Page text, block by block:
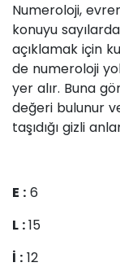
Numeroloji,
konuyu
açıklamak için
de numeroloji
yer alır. Buna
değeri bulunur
taşıdığı gizli
E : 6
L :15
İ : 12